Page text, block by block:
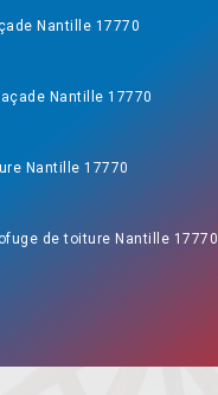
Nantille 17770
Nantille 17770
Nantille 17770
de toiture Nantille 17770